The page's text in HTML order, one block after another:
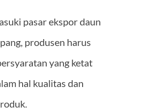
pasar ekspor daun
produsen harus
yang ketat
hal kualitas dan